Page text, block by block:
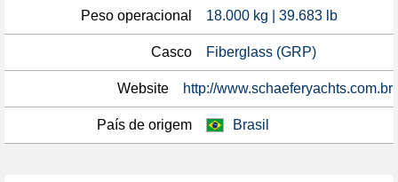
Peso operacional 18.000 kg | 39.683 lb
Casco Fiberglass (GRP)
Website http://www.schaeferyachts.com.br
País de origem Brasil